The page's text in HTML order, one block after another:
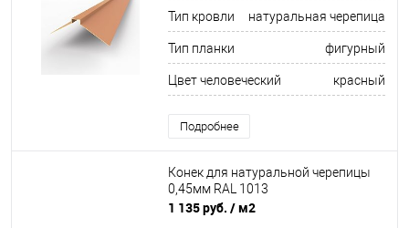
Тип кровли натуральная черепица
Тип планки фигурный
Цвет человеческий красный
Подробнее
Конек для натуральной черепицы
0,45мм RAL 1013
1 135 руб. / м2